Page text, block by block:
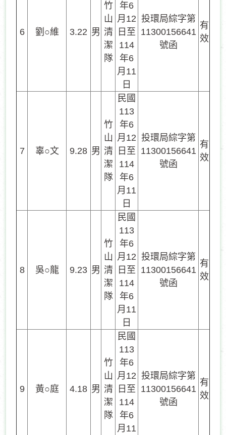
6 劉○維 3.22 男
竹
山
清
潔
隊
年6
月12
日至
114
年6
月11
日
投環局綜字第
11300156641
號函
有
效
7 辜○文 9.28 男
竹
山
清
潔
隊
民國
113
年6
月12
日至
114
年6
月11
日
投環局綜字第
11300156641
號函
有
效
8 吳○龍 9.23 男
竹
山
清
潔
隊
民國
113
年6
月12
日至
114
年6
月11
日
投環局綜字第
11300156641
號函
有
效
9 黃○庭 4.18 男
竹
山
清
潔
隊
民國
113
年6
月12
日至
114
年6
月11
投環局綜字第
11300156641
號函
有
效